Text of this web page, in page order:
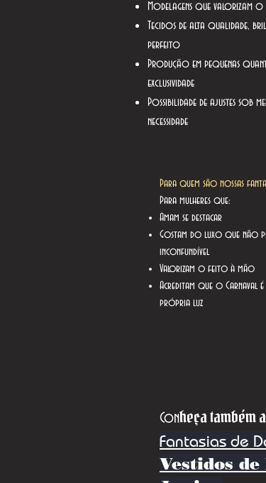
Modelagens que valorizam
Tecidos de alta qualidade,
perfeito
Produção em pequenas
exclusividade
Possibilidade de ajustes sob
necessidade
Para quem são nossas
Para mulheres que:
Amam se destacar
Gostam do luxo que não
inconfundível
Valorizam o feito à mão
Acreditam que o Carnaval
própria luz
Conheça também
Fantasias de
Vestidos de